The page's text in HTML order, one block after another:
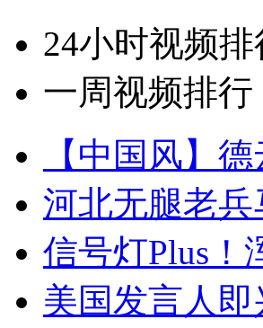
24小时视频排
一周视频排行
【中国风】
河北无腿老
信号灯Plus！
美国发言人